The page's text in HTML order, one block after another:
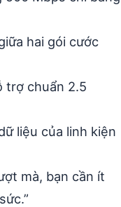
hai gói cước
trợ chuẩn 2.5
liệu của linh kiện
mà, bạn cần ít